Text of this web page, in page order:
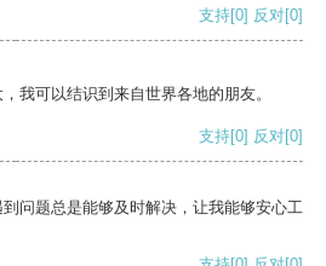
支持[0] 反对[0]
我可以结识到来自世界各地的朋友。
支持[0] 反对[0]
问题总是能够及时解决，让我能够安心工